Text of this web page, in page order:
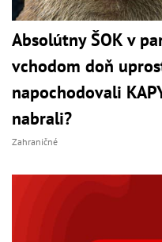
Absolútny ŠOK v
vchodom doň
napochodovali
nabrali?
Zahraničné